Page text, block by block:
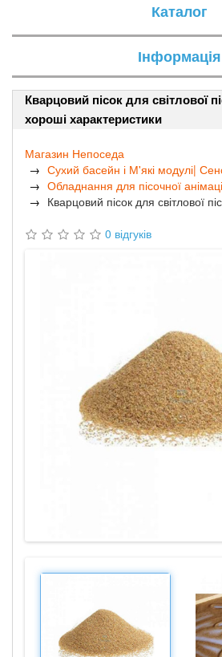
Каталог
Інформація
Кварцовий пісок для світлової
хороші характеристики
Магазин Непоседа
Сухий басейн і М'які модулі|
Обладнання для пісочної
Кварцовий пісок для світлової
0 відгуків